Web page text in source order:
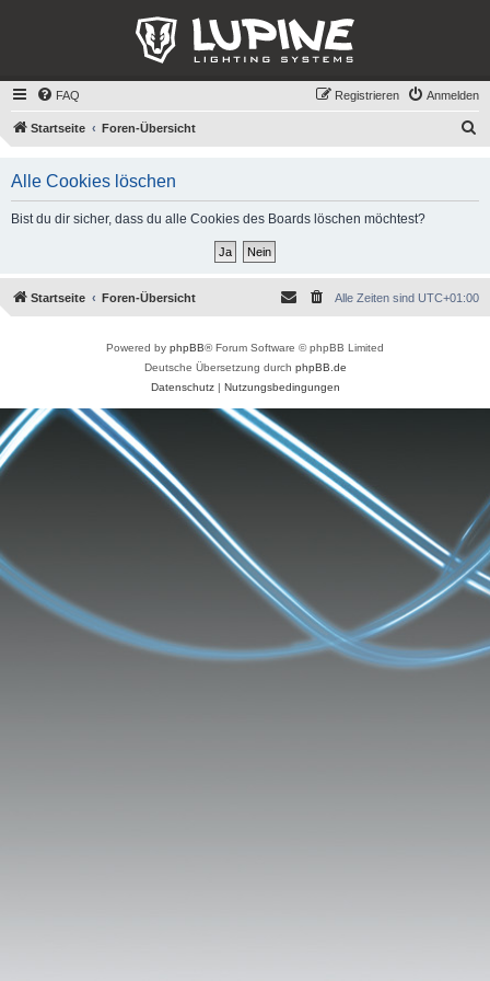
FAQ Anmelden
Registrieren
Startseite Foren-Übersicht
h
Alle Cookies löschen
Bist du dir sicher, dass du alle Cookies des Boards löschen möchtest?
Startseite Foren-Übersicht Alle Zeiten sind UTC+01:00
Powered by phpBB® Forum Software © phpBB Limited
Deutsche Übersetzung durch phpBB.de
Datenschutz| Nutzungsbedingungen